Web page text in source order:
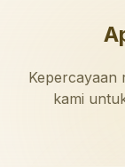
Kepercayaan
kami